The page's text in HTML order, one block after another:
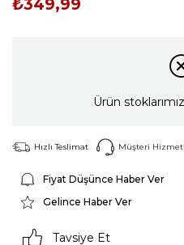
₺349,99
Ürün
Hızlı Teslimat Müşteri
Fiyat Düşünce Haber Ver
Gelince Haber Ver
Tavsiye Et